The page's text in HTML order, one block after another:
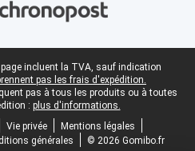
incluent la TVA, sauf indication
pas les frais d'expédition.
pas à tous les produits ou à toutes
: plus d'informations.
Vie privée
Mentions légales
générales © 2026 Gomibo.fr